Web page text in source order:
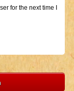
for the next time I